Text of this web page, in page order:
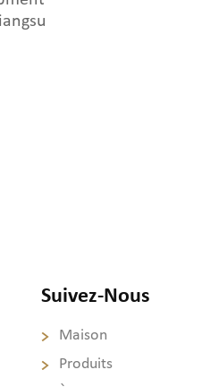
Suivez-Nous
Maison
Produits